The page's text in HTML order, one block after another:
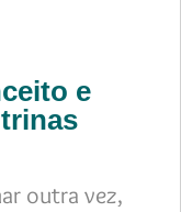
e
outra vez,